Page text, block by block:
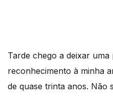
Tarde chego a deixar
reconhecimento à minha
de quase trinta anos. Não